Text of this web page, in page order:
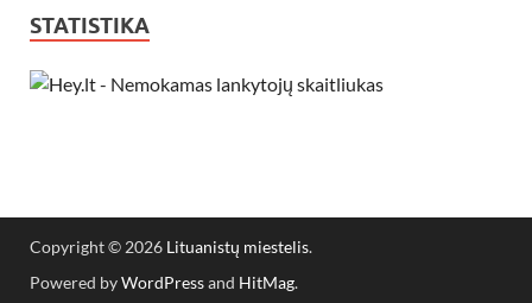
STATISTIKA
Copyright © 2026 Lituanistų miestelis.
Powered byWordPressand HitMag.